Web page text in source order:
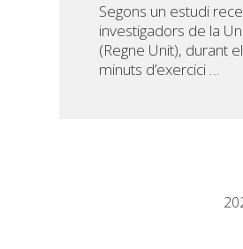
Segons un estudi
investigadors de la
(Regne Unit), durant
minuts d’exercici …